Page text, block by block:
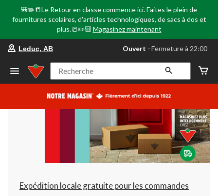
🎒✏️📒Le Retour en classe commence ici. Faites le plein de
fournitures scolaires, d'articles technologiques, de sacs à dos et
plus.📒✏️🎒 Magasinez maintenant
votre
préféré
Leduc,
AB,
courament
Fermeture
à
22:00
cliquer
pour
changer
Leduc, AB Ouvert ⋅ Fermeture à 22:00
Recherche
Expédition locale gratuite pour les commandes